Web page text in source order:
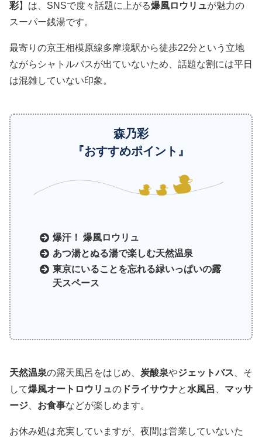
彩】は、SNSで度々話題に上がる爆風ロウリュが魅力の
スーパー銭湯です。
最寄りの京王相模原線多摩境駅から徒歩22分という立地
ながらシャトルバスが出ていないため、話題な割には平日
は混雑していない印象。
森乃彩
『おすすめポイント』
爆汗！ 爆風ロウリュ
あつ湯とぬる湯で楽しむ天然温泉
東京にいることを忘れる緑いっぱいの露
天スペース
天然温泉の露天風呂をはじめ、 炭酸泉やジェットバス、そ
して爆風オートロウリュの ドライサウナと水風呂、 マッサ
ージ、 お食事などが楽しめます。
お休み処は充実していますが、夜間は営業していないた